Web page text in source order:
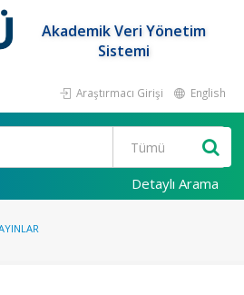
Akademik Veri Yönetim
Sistemi
Araştırmacı Girişi English
Detaylı Arama